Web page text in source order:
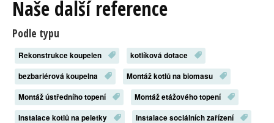
Naše další reference
Podle typu
Rekonstrukce koupelen
kotlíková dotace
bezbariérová koupelna
Montáž kotlů na biomasu
Montáž ústředního topení
Montáž etážového topení
Instalace kotlů na peletky
Instalace sociálních zařízení